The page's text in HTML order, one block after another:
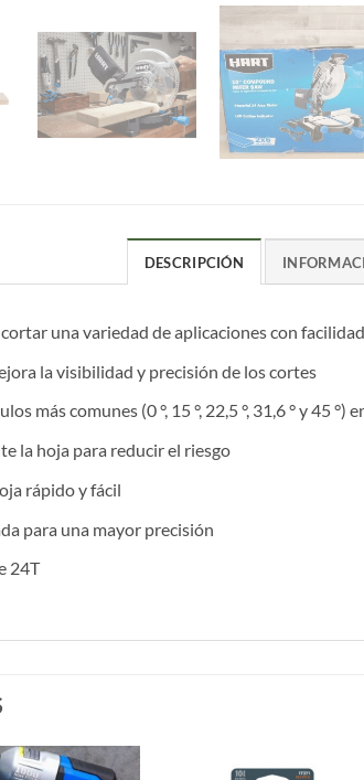
DESCRIPCIÓN
una variedad de aplicaciones con facilidad
la visibilidad y precisión de los cortes
más comunes (0 °, 15 °, 22,5 °, 31,6 ° y 45
la hoja para reducir el riesgo
rápido y fácil
para una mayor precisión
24T